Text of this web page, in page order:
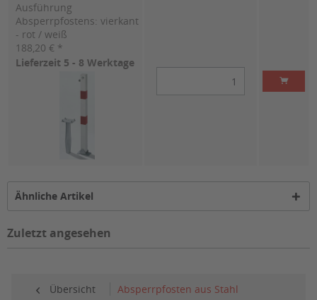
Ausführung
Absperrpfostens: vierkant
- rot / weiß
188,20 € *
Lieferzeit 5 - 8 Werktage
Ähnliche Artikel
Zuletzt angesehen
Übersicht Absperrpfosten aus Stahl